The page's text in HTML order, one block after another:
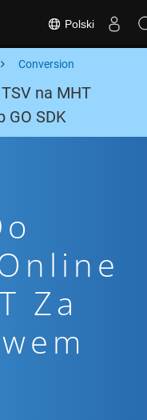
Polski
Conversion
na MHT
GO SDK
Za